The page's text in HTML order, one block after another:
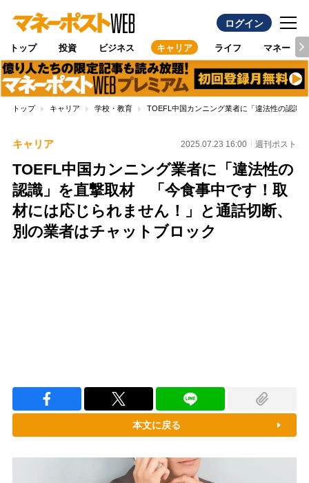
ログイン
トップ 投資 ビジネス キャリア ライフ マネー
トップ キャリア 学校・教育 TOEFL中国カンニング業者に「違法性の認識
キャリア 2025.07.23 16:00 週刊ポスト
TOEFL中国カンニング業者に「違法性の
認識」を直撃取材 「今食事中です！取
材には応じられません！」と通話切断、
別の業者はチャットブロック
本文に戻る